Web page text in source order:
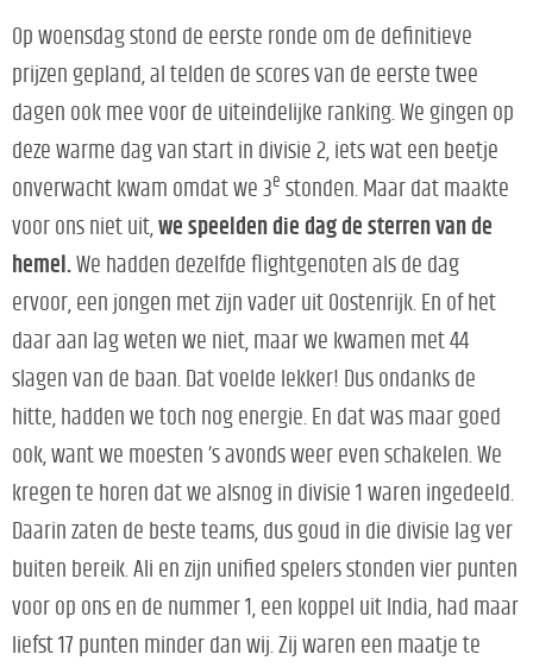
Op woensdag stond de eerste ronde om de definitieve
prijzen gepland, al telden de scores van de eerste twee
dagen ook mee voor de uiteindelijke ranking. We gingen op
deze warme dag van start in divisie 2, iets wat een beetje
onverwacht kwam omdat we 3e stonden. Maar dat maakte
voor ons niet uit, we speelden die dag de sterren van de
hemel. We hadden dezelfde flightgenoten als de dag
ervoor, een jongen met zijn vader uit Oostenrijk. En of het
daar aan lag weten we niet, maar we kwamen met 44
slagen van de baan. Dat voelde lekker! Dus ondanks de
hitte, hadden we toch nog energie. En dat was maar goed
ook, want we moesten ’s avonds weer even schakelen. We
kregen te horen dat we alsnog in divisie 1 waren ingedeeld.
Daarin zaten de beste teams, dus goud in die divisie lag ver
buiten bereik. Ali en zijn unified spelers stonden vier punten
voor op ons en de nummer 1, een koppel uit India, had maar
liefst 17 punten minder dan wij. Zij waren een maatje te